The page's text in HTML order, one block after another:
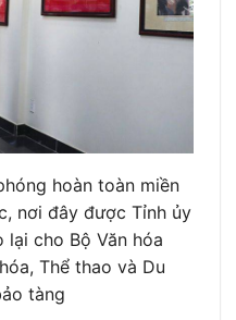
hoàn toàn miền
nơi đây được Tỉnh ủy
lại cho Bộ Văn hóa
Thể thao và Du
tàng